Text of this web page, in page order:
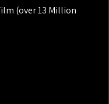
(over 13 Million